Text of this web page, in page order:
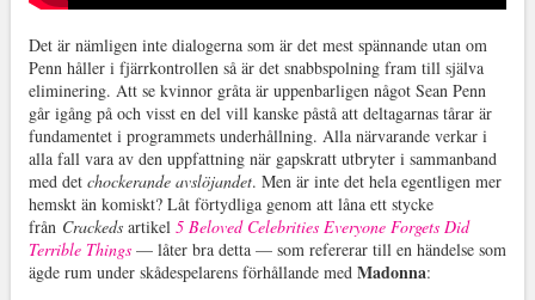
Det är nämligen inte dialogerna som är det mest spännande utan om
Penn håller i fjärrkontrollen så är det snabbspolning fram till själva
eliminering. Att se kvinnor gråta är uppenbarligen något Sean Penn
går igång på och visst en del vill kanske påstå att deltagarnas tårar är
fundamentet i programmets underhållning. Alla närvarande verkar i
alla fall vara av den uppfattning när gapskratt utbryter i sammanband
med det chockerande avslöjandet. Men är inte det hela egentligen mer
hemskt än komiskt? Låt förtydliga genom att låna ett stycke
från Crackedsartikel 5 Beloved Celebrities Everyone Forgets Did
Terrible Things— låter bra detta — som refererar till en händelse som
ägde rum under skådespelarens förhållande med Madonna: